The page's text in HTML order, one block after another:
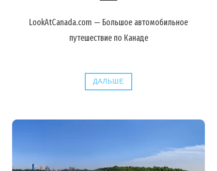
LookAtCanada.com — Большое автомобильное
путешествие по Канаде
ДАЛЬШЕ